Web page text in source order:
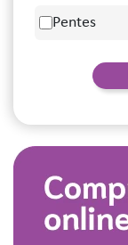
Pentes